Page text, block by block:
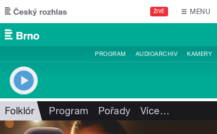
Přejít k hlavnímu obsahu
ŽIVĚ MENU
PROGRAM AUDIOARCHIV KAMERY
Folklór Program Pořady Více…